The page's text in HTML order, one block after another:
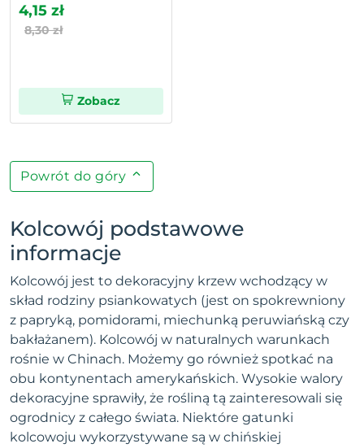
4,15 zł
8,30 zł
Zobacz
Powrót do góry
Kolcowój podstawowe
informacje
Kolcowój jest to dekoracyjny krzew wchodzący w
skład rodziny psiankowatych (jest on spokrewniony
z papryką, pomidorami, miechunką peruwiańską czy
bakłażanem). Kolcowój w naturalnych warunkach
rośnie w Chinach. Możemy go również spotkać na
obu kontynentach amerykańskich. Wysokie walory
dekoracyjne sprawiły, że rośliną tą zainteresowali się
ogrodnicy z całego świata. Niektóre gatunki
kolcowoju wykorzystywane są w chińskiej